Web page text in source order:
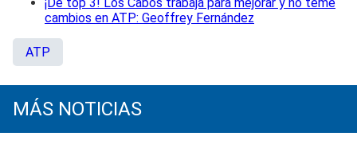
cambios en ATP: Geoffrey Fernández
ATP
MÁS NOTICIAS